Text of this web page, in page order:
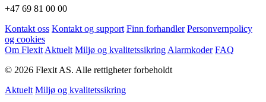
+47 69 81 00 00
Kontakt oss Kontakt og support Finn forhandler Personvernpolicy
og cookies
Om Flexit Aktuelt Miljø og kvalitetssikring Alarmkoder FAQ
© 2026 Flexit AS. Alle rettigheter forbeholdt
Aktuelt Miljø og kvalitetssikring